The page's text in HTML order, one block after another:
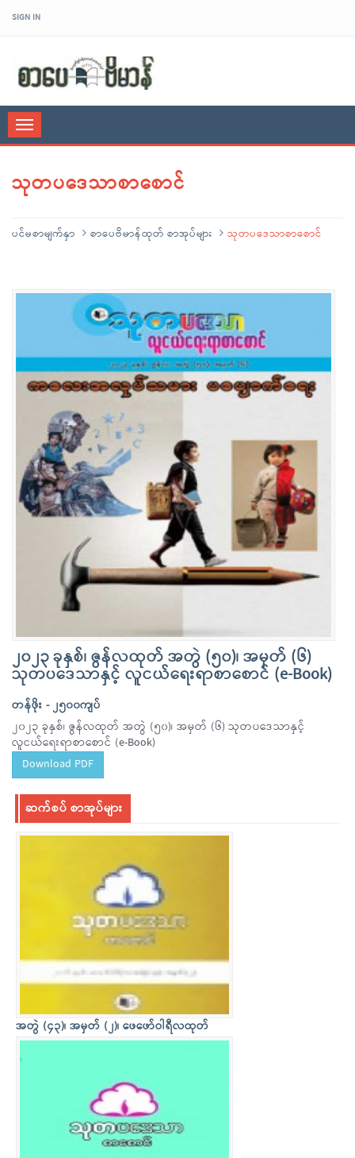
SIGN IN
Toggle
navigation
သုတပဒေသာစာစောင်
ပင်မစာမျက်နှာ စာပေဗိမာန်ထုတ် စာအုပ်များ သုတပဒေသာစာစောင်
၂၀၂၃ ခုနှစ်၊ ဇွန်လထုတ် အတွဲ (၅၀)၊ အမှတ် (၆)
သုတပဒေသာနှင့် လူငယ်ရေးရာစာစောင် (e-Book)
တန်ဖိုး - ၂၅၀၀ကျပ်
၂၀၂၃ ခုနှစ်၊ ဇွန်လထုတ် အတွဲ (၅၀)၊ အမှတ် (၆) သုတပဒေသာနှင့်
လူငယ်ရေးရာစာစောင် (e-Book)
Download PDF
ဆက်စပ် စာအုပ်များ
အတွဲ (၄၃)၊ အမှတ် (၂)၊ ဖေဖော်ဝါရီလထုတ်